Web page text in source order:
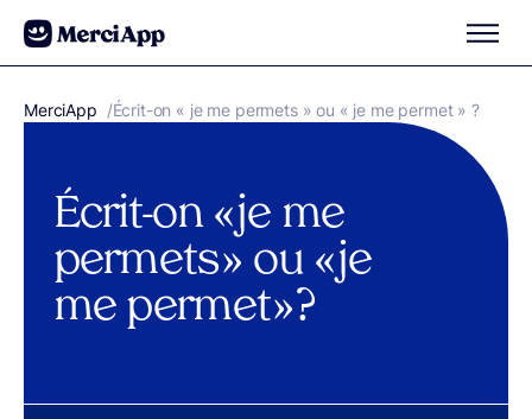
Aller au contenu
MerciApp correcteur orthographe
/Écrit-on « je me permets » ou « je me permet » ?
Écrit-on « je me
permets » ou « je
me permet » ?